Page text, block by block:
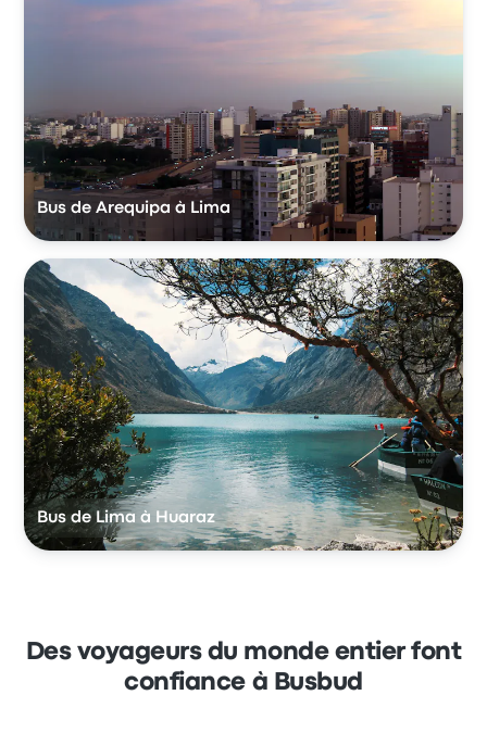
Bus de Arequipa à Lima
Bus de Lima à Huaraz
Des voyageurs du monde entier font
confiance à Busbud